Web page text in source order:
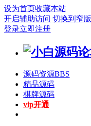
设为首页收藏本站
开启辅助访问 切换到窄版
登录立即注册
源码资源BBS
精品源码
棋牌源码
vip开通